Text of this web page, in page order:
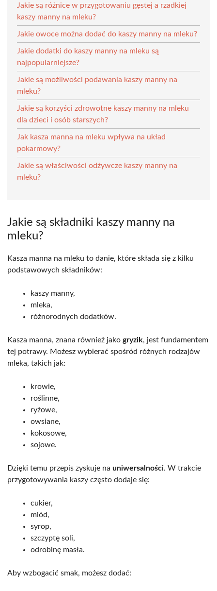
Jakie są różnice w przygotowaniu gęstej a rzadkiej
kaszy manny na mleku?
Jakie owoce można dodać do kaszy manny na mleku?
Jakie dodatki do kaszy manny na mleku są
najpopularniejsze?
Jakie są możliwości podawania kaszy manny na
mleku?
Jakie są korzyści zdrowotne kaszy manny na mleku
dla dzieci i osób starszych?
Jak kasza manna na mleku wpływa na układ
pokarmowy?
Jakie są właściwości odżywcze kaszy manny na
mleku?
Jakie są składniki kaszy manny na
mleku?
Kasza manna na mleku to danie, które składa się z kilku
podstawowych składników:
kaszy manny,
mleka,
różnorodnych dodatków.
Kasza manna, znana również jako gryzik, jest fundamentem
tej potrawy. Możesz wybierać spośród różnych rodzajów
mleka, takich jak:
krowie,
roślinne,
ryżowe,
owsiane,
kokosowe,
sojowe.
Dzięki temu przepis zyskuje na uniwersalności. W trakcie
przygotowywania kaszy często dodaje się:
cukier,
miód,
syrop,
szczyptę soli,
odrobinę masła.
Aby wzbogacić smak, możesz dodać: